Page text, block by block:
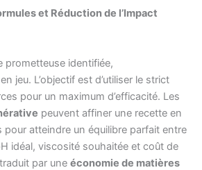
et Réduction de l’Impact
prometteuse identifiée,
jeu. L’objectif est d’utiliser le strict
pour un maximum d’efficacité. Les
peuvent affiner une recette en
pour atteindre un équilibre parfait entre
idéal, viscosité souhaitée et coût de
par une économie de matières